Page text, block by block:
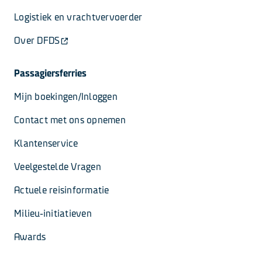
Logistiek en vrachtvervoerder
Over DFDS
Passagiersferries
Mijn boekingen/Inloggen
Contact met ons opnemen
Klantenservice
Veelgestelde Vragen
Actuele reisinformatie
Milieu-initiatieven
Awards